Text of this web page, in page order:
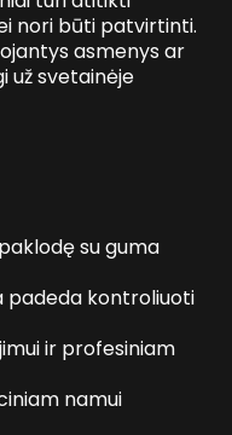
nori būti patvirtinti.
asmenys ar
už svetainėje
su guma
padeda kontroliuoti
ir profesiniam
namui